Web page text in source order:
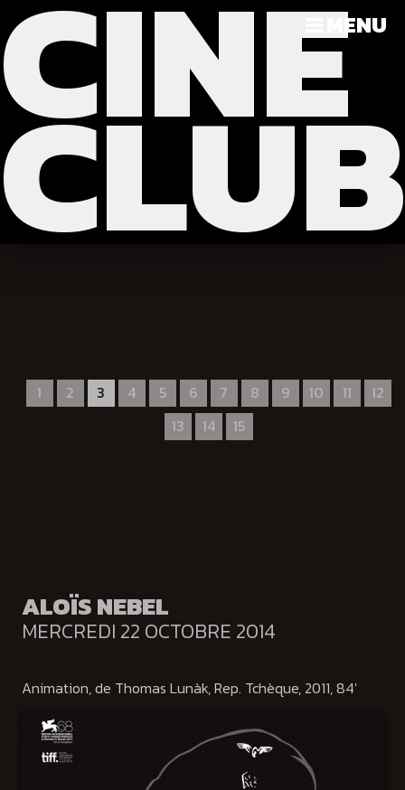
MENU
CINE
>>>
1 2 3 4 5 6 7 8 9 10 11
12
13
14 15
ALOÏS NEBEL
MERCREDI 22 OCTOBRE 2014
Animation, de Thomas Lunàk, Rep. Tchèque, 2011, 84'